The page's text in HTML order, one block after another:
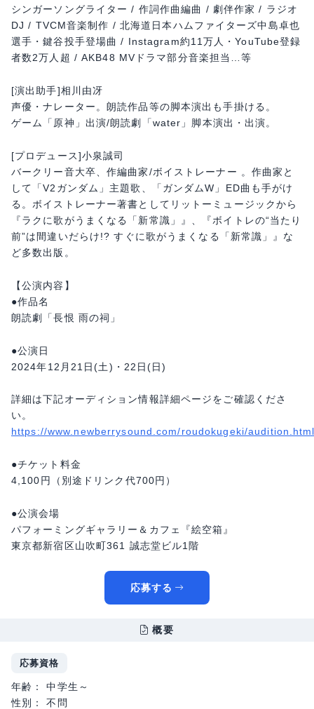
シンガーソングライター / 作詞作曲編曲 / 劇伴作家 / ラジオ
DJ / TVCM音楽制作 / 北海道日本ハムファイターズ中島卓也
選手・鍵谷投手登場曲 / Instagram約11万人・YouTube登録
者数2万人超 / AKB48 MVドラマ部分音楽担当…等
[演出助手]相川由冴
声優・ナレーター。朗読作品等の脚本演出も手掛ける。
ゲーム「原神」出演/朗読劇「water」脚本演出・出演。
[プロデュース]小泉誠司
バークリー音大卒、作編曲家/ボイストレーナー 。作曲家と
して「V2ガンダム」主題歌、「ガンダムW」ED曲も手がけ
る。ボイストレーナー著書としてリットーミュージックから
『ラクに歌がうまくなる「新常識」』、『ボイトレの“当たり
前”は間違いだらけ!? すぐに歌がうまくなる「新常識」』な
ど多数出版。
【公演内容】
●作品名
朗読劇「長恨 雨の祠」
●公演日
2024年12月21日(土)・22日(日)
詳細は下記オーディション情報詳細ページをご確認くださ
い。
https://www.newberrysound.com/roudokugeki/
●チケット料金
4,100円（別途ドリンク代700円）
●公演会場
パフォーミングギャラリー＆カフェ『絵空箱』
東京都新宿区山吹町361 誠志堂ビル1階
応募する
概要
応募資格
年齢： 中学生～
性別： 不問